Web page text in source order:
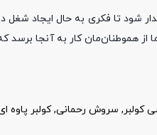
شود تا فکری به حال ایجاد
ما از هموطنان‌مان کار به آنجا
کولبر, سروش رحمانی,کولبر پاوه